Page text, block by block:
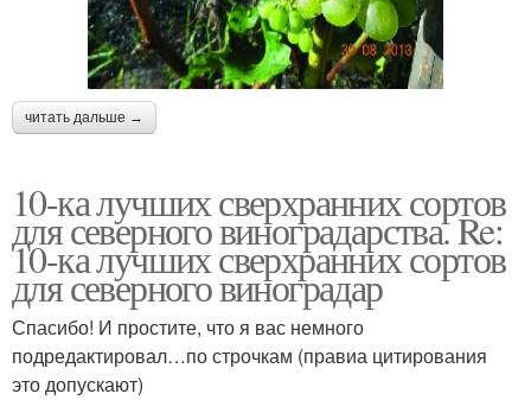
читать дальше →
10-ка лучших сверхранних сортов
для северного виноградарства. Re:
10-ка лучших сверхранних сортов
для северного виноградар
Спасибо! И простите, что я вас немного
подредактировал…по строчкам (правиа цитирования
это допускают)